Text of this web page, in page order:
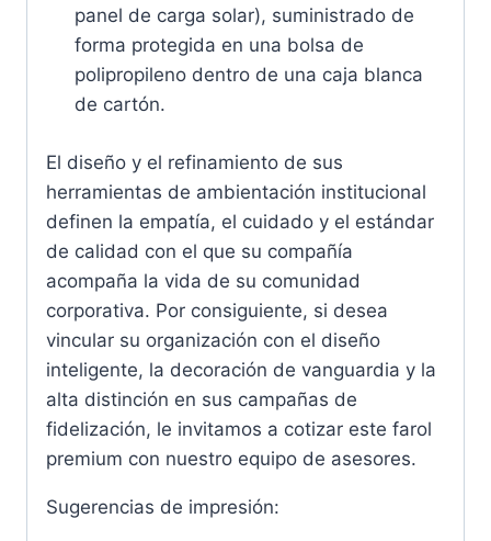
panel de carga solar), suministrado de
forma protegida en una bolsa de
polipropileno dentro de una caja blanca
de cartón.
El diseño y el refinamiento de sus
herramientas de ambientación institucional
definen la empatía, el cuidado y el estándar
de calidad con el que su compañía
acompaña la vida de su comunidad
corporativa. Por consiguiente, si desea
vincular su organización con el diseño
inteligente, la decoración de vanguardia y la
alta distinción en sus campañas de
fidelización, le invitamos a cotizar este farol
premium con nuestro equipo de asesores.
Sugerencias de impresión: